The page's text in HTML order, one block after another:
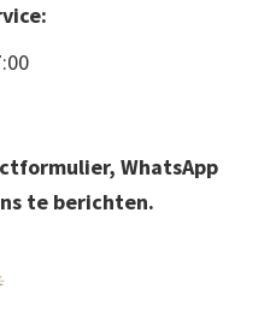
WhatsApp
te berichten.